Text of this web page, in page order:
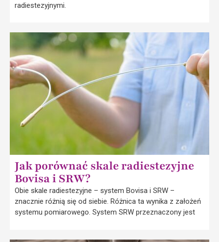
radiestezyjnymi.
Jak porównać skale radiestezyjne
Bovisa i SRW?
Obie skale radiestezyjne – system Bovisa i SRW –
znacznie różnią się od siebie. Różnica ta wynika z założeń
systemu pomiarowego. System SRW przeznaczony jest